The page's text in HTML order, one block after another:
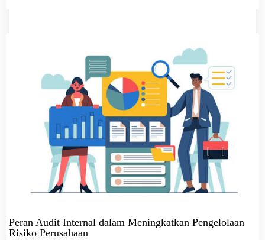
Peran Audit Internal dalam Meningkatkan Pengelolaan
Risiko Perusahaan